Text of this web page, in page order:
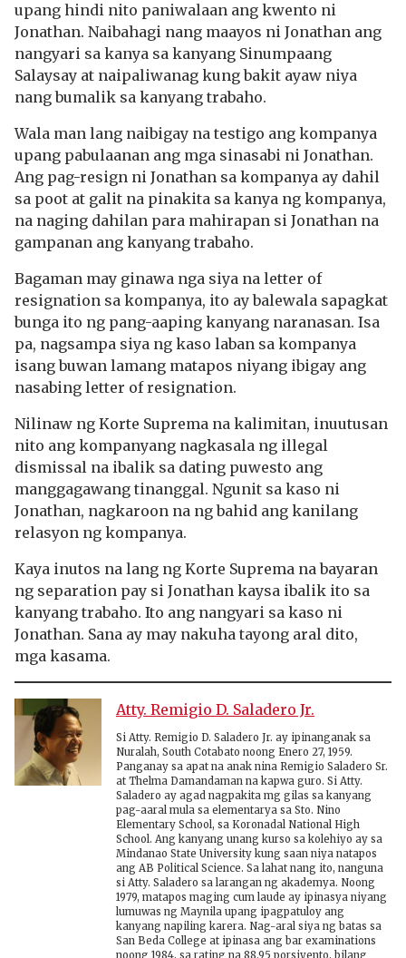
upang hindi nito paniwalaan ang kwento ni
Jonathan. Naibahagi nang maayos ni Jonathan ang
nangyari sa kanya sa kanyang Sinumpaang
Salaysay at naipaliwanag kung bakit ayaw niya
nang bumalik sa kanyang trabaho.
Wala man lang naibigay na testigo ang kompanya
upang pabulaanan ang mga sinasabi ni Jonathan.
Ang pag-resign ni Jonathan sa kompanya ay dahil
sa poot at galit na pinakita sa kanya ng kompanya,
na naging dahilan para mahirapan si Jonathan na
gampanan ang kanyang trabaho.
Bagaman may ginawa nga siya na letter of
resignation sa kompanya, ito ay balewala sapagkat
bunga ito ng pang-aaping kanyang naranasan. Isa
pa, nagsampa siya ng kaso laban sa kompanya
isang buwan lamang matapos niyang ibigay ang
nasabing letter of resignation.
Nilinaw ng Korte Suprema na kalimitan, inuutusan
nito ang kompanyang nagkasala ng illegal
dismissal na ibalik sa dating puwesto ang
manggagawang tinanggal. Ngunit sa kaso ni
Jonathan, nagkaroon na ng bahid ang kanilang
relasyon ng kompanya.
Kaya inutos na lang ng Korte Suprema na bayaran
ng separation pay si Jonathan kaysa ibalik ito sa
kanyang trabaho. Ito ang nangyari sa kaso ni
Jonathan. Sana ay may nakuha tayong aral dito,
mga kasama.
Atty. Remigio D. Saladero Jr.
Si Atty. Remigio D. Saladero Jr. ay ipinanganak sa
Nuralah, South Cotabato noong Enero 27, 1959.
Panganay sa apat na anak nina Remigio Saladero Sr.
at Thelma Damandaman na kapwa guro. Si Atty.
Saladero ay agad nagpakita mg gilas sa kanyang
pag-aaral mula sa elementarya sa Sto. Nino
Elementary School, sa Koronadal National High
School. Ang kanyang unang kurso sa kolehiyo ay sa
Mindanao State University kung saan niya natapos
ang AB Political Science. Sa lahat nang ito, nanguna
si Atty. Saladero sa larangan ng akademya. Noong
1979, matapos maging cum laude ay ipinasya niyang
lumuwas ng Maynila upang ipagpatuloy ang
kanyang napiling karera. Nag-aral siya ng batas sa
San Beda College at ipinasa ang bar examinations
noong 1984, sa rating na 88.95 porsiyento, bilang